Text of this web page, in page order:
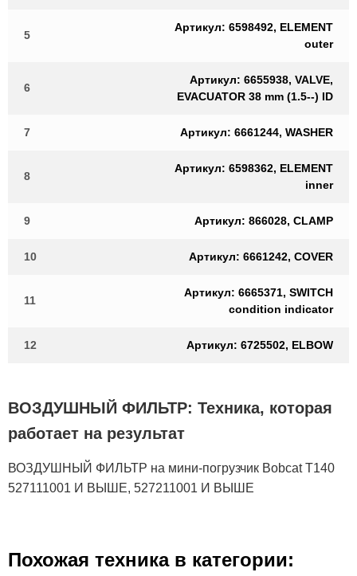
5
Артикул: 6598492, ELEMENT
outer
6
Артикул: 6655938, VALVE,
EVACUATOR 38 mm (1.5--) ID
7 Артикул: 6661244, WASHER
8
Артикул: 6598362, ELEMENT
inner
9 Артикул: 866028, CLAMP
10 Артикул: 6661242, COVER
11
Артикул: 6665371, SWITCH
condition indicator
12 Артикул: 6725502, ELBOW
ВОЗДУШНЫЙ ФИЛЬТР: Техника, которая
работает на результат
ВОЗДУШНЫЙ ФИЛЬТР на мини-погрузчик Bobcat T140
527111001 И ВЫШЕ, 527211001 И ВЫШЕ
Похожая техника в категории: